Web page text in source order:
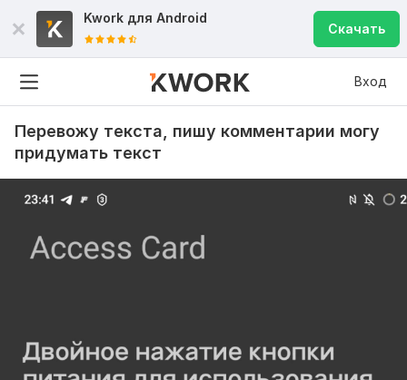
Kwork для Android
Скачать
Вход
Перевожу текста, пишу комментарии могу
придумать текст